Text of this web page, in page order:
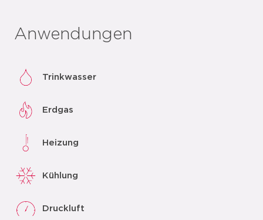
Anwendungen
Trinkwasser
Erdgas
Heizung
Kühlung
Druckluft